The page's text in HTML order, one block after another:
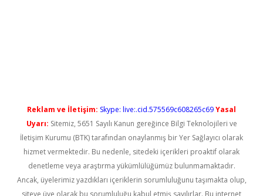
Reklam ve İletişim: Skype: live:.cid.575569c608265c69Yasal
Uyarı: Sitemiz, 5651 Sayılı Kanun gereğince Bilgi Teknolojileri ve
İletişim Kurumu (BTK) tarafından onaylanmış bir Yer Sağlayıcı olarak
hizmet vermektedir. Bu nedenle, sitedeki içerikleri proaktif olarak
denetleme veya araştırma yükümlülüğümüz bulunmamaktadır.
Ancak, üyelerimiz yazdıkları içeriklerin sorumluluğunu taşımakta olup,
siteye üye olarak bu sorumluluğu kabul etmiş sayılırlar. Bu internet